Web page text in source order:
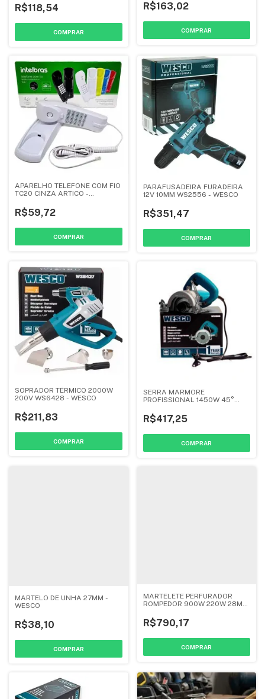
R$118,54 R$163,02
APARELHO TELEFONE COM FIO
TC20 CINZA ARTICO -
R$59,72
PARAFUSADEIRA FURADEIRA
12V 10MM WS2556 - WESCO
R$351,47
SOPRADOR TÉRMICO 2000W
200V WS6428 - WESCO
R$211,83
SERRA MARMORE
PROFISSIONAL 1450W 45°
R$417,25
MARTELO DE UNHA 27MM -
WESCO
R$38,10
MARTELETE PERFURADOR
ROMPEDOR 900W 220W 28MM
R$790,17